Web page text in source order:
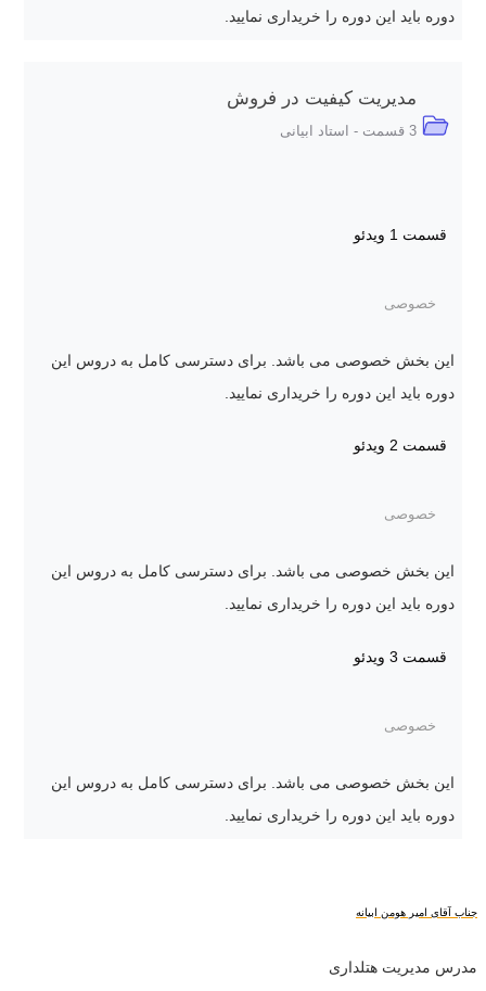
دوره باید این دوره را خریداری نمایید.
مدیریت کیفیت در فروش
3 قسمت - استاد ابیانی
قسمت 1 ویدئو
خصوصی
این بخش خصوصی می باشد. برای دسترسی کامل به دروس این
دوره باید این دوره را خریداری نمایید.
قسمت 2 ویدئو
خصوصی
این بخش خصوصی می باشد. برای دسترسی کامل به دروس این
دوره باید این دوره را خریداری نمایید.
قسمت 3 ویدئو
خصوصی
این بخش خصوصی می باشد. برای دسترسی کامل به دروس این
دوره باید این دوره را خریداری نمایید.
جناب آقای امیر هومن ابیانه
مدرس مدیریت هتلداری